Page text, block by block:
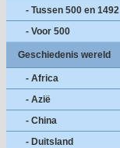
- Tussen 500 en 1492
- Voor 500
Geschiedenis wereld
- Africa
- Azië
- China
- Duitsland